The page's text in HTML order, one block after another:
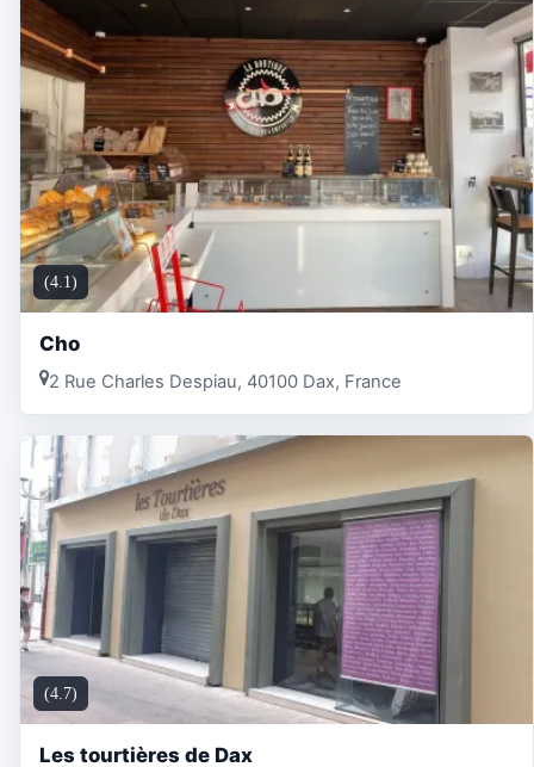
(4.1)
Cho
2 Rue Charles Despiau, 40100 Dax, France
(4.7)
Les tourtières de Dax